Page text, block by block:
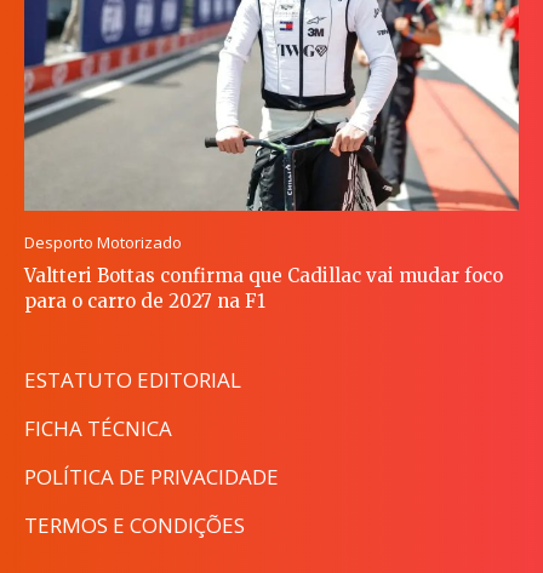
Desporto Motorizado
Valtteri Bottas confirma que Cadillac vai mudar foco
para o carro de 2027 na F1
ESTATUTO EDITORIAL
FICHA TÉCNICA
POLÍTICA DE PRIVACIDADE
TERMOS E CONDIÇÕES